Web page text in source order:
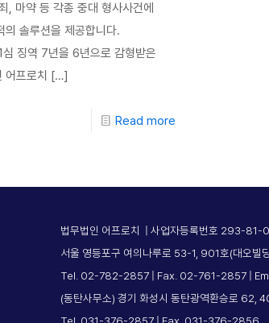
, 마약 등 각종 중대 형사사건에
의 솔루션을 제공합니다.
심 징역 7년을 6년으로 감형받은
프로치 […]
Read more
법무법인 어프로치 | 사업자등록번호 293-
서울 영등포구 여의나루로 53-1, 901호(대오빌
Tel. 02-782-2857 | Fax. 02-761-2857 |
(동탄사무소) 경기 화성시 동탄광역환승로 62,